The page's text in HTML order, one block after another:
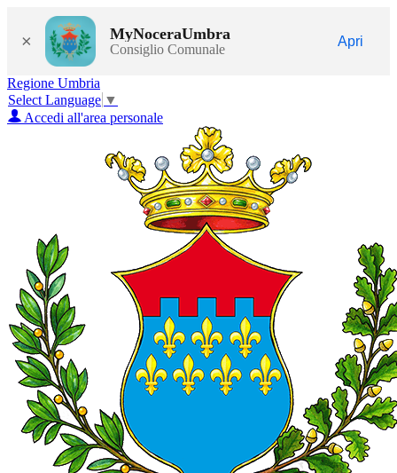
× MyNoceraUmbra
Consiglio Comunale
Apri
Regione Umbria
Select Language ▼
Accedi all'area personale